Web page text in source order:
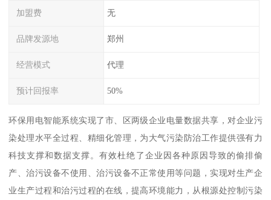
加盟费 无
品牌发源地 郑州
经营模式 代理
预计回报率 50%
环保用电智能系统实现了市、区两级企业电量数据共享，对企业污
染处理水平全过程、精细化管理，为大气污染防治工作提供强有力
科技支撑和数据支撑。有效杜绝了企业因各种原因导致的偷排偷
产、治污设备不使用、治污设备不正常使用等问题，实现对生产企
业生产过程和治污过程的在线，提高环境能力，从根源处控制污染